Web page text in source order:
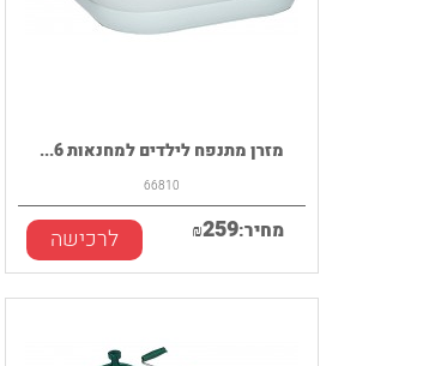
מזרן מתנפח לילדים למחנאות 6...
66810
מחיר: ₪259 לרכישה